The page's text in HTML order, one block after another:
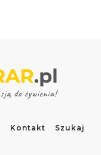
Kontakt Szukaj